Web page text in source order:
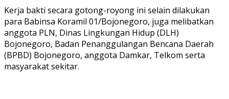
Kerja bakti secara gotong-royong ini selain dilakukan
para Babinsa Koramil 01/Bojonegoro, juga melibatkan
anggota PLN, Dinas Lingkungan Hidup (DLH)
Bojonegoro, Badan Penanggulangan Bencana Daerah
(BPBD) Bojonegoro, anggota Damkar, Telkom serta
masyarakat sekitar.